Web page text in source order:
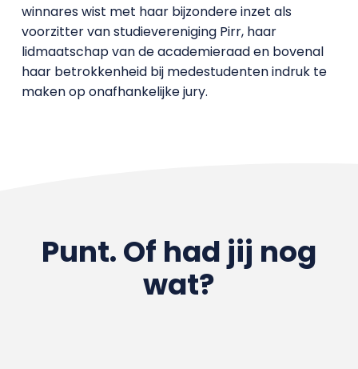
winnares wist met haar bijzondere inzet als
voorzitter van studievereniging Pirr, haar
lidmaatschap van de academieraad en bovenal
haar betrokkenheid bij medestudenten indruk te
maken op onafhankelijke jury.
Punt. Of had jij nog
wat?